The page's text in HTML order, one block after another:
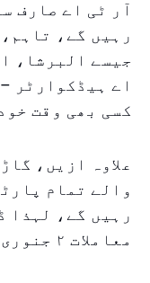
آر ٹی اے صارف
رہیں گے،
جیسے البرشا،
کسی بھی وقت
علاوہ ازیں،
والے تمام
رہیں گے، لہذا
معاملات ۲ جنوری سے درمیانی کریں۔